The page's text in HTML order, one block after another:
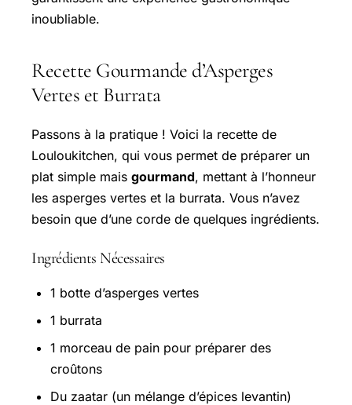
inoubliable.
Recette Gourmande d’Asperges
Vertes et Burrata
Passons à la pratique ! Voici la recette de
Louloukitchen, qui vous permet de préparer un
plat simple mais gourmand, mettant à l’honneur
les asperges vertes et la burrata. Vous n’avez
besoin que d’une corde de quelques ingrédients.
Ingrédients Nécessaires
1 botte d’asperges vertes
1 burrata
1 morceau de pain pour préparer des
croûtons
Du zaatar (un mélange d’épices levantin)